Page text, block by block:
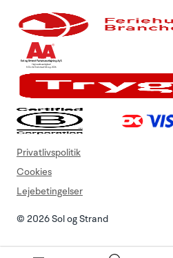
© 2026 Sol og Strand
Privatlivspolitik
Cookies
Lejebetingelser